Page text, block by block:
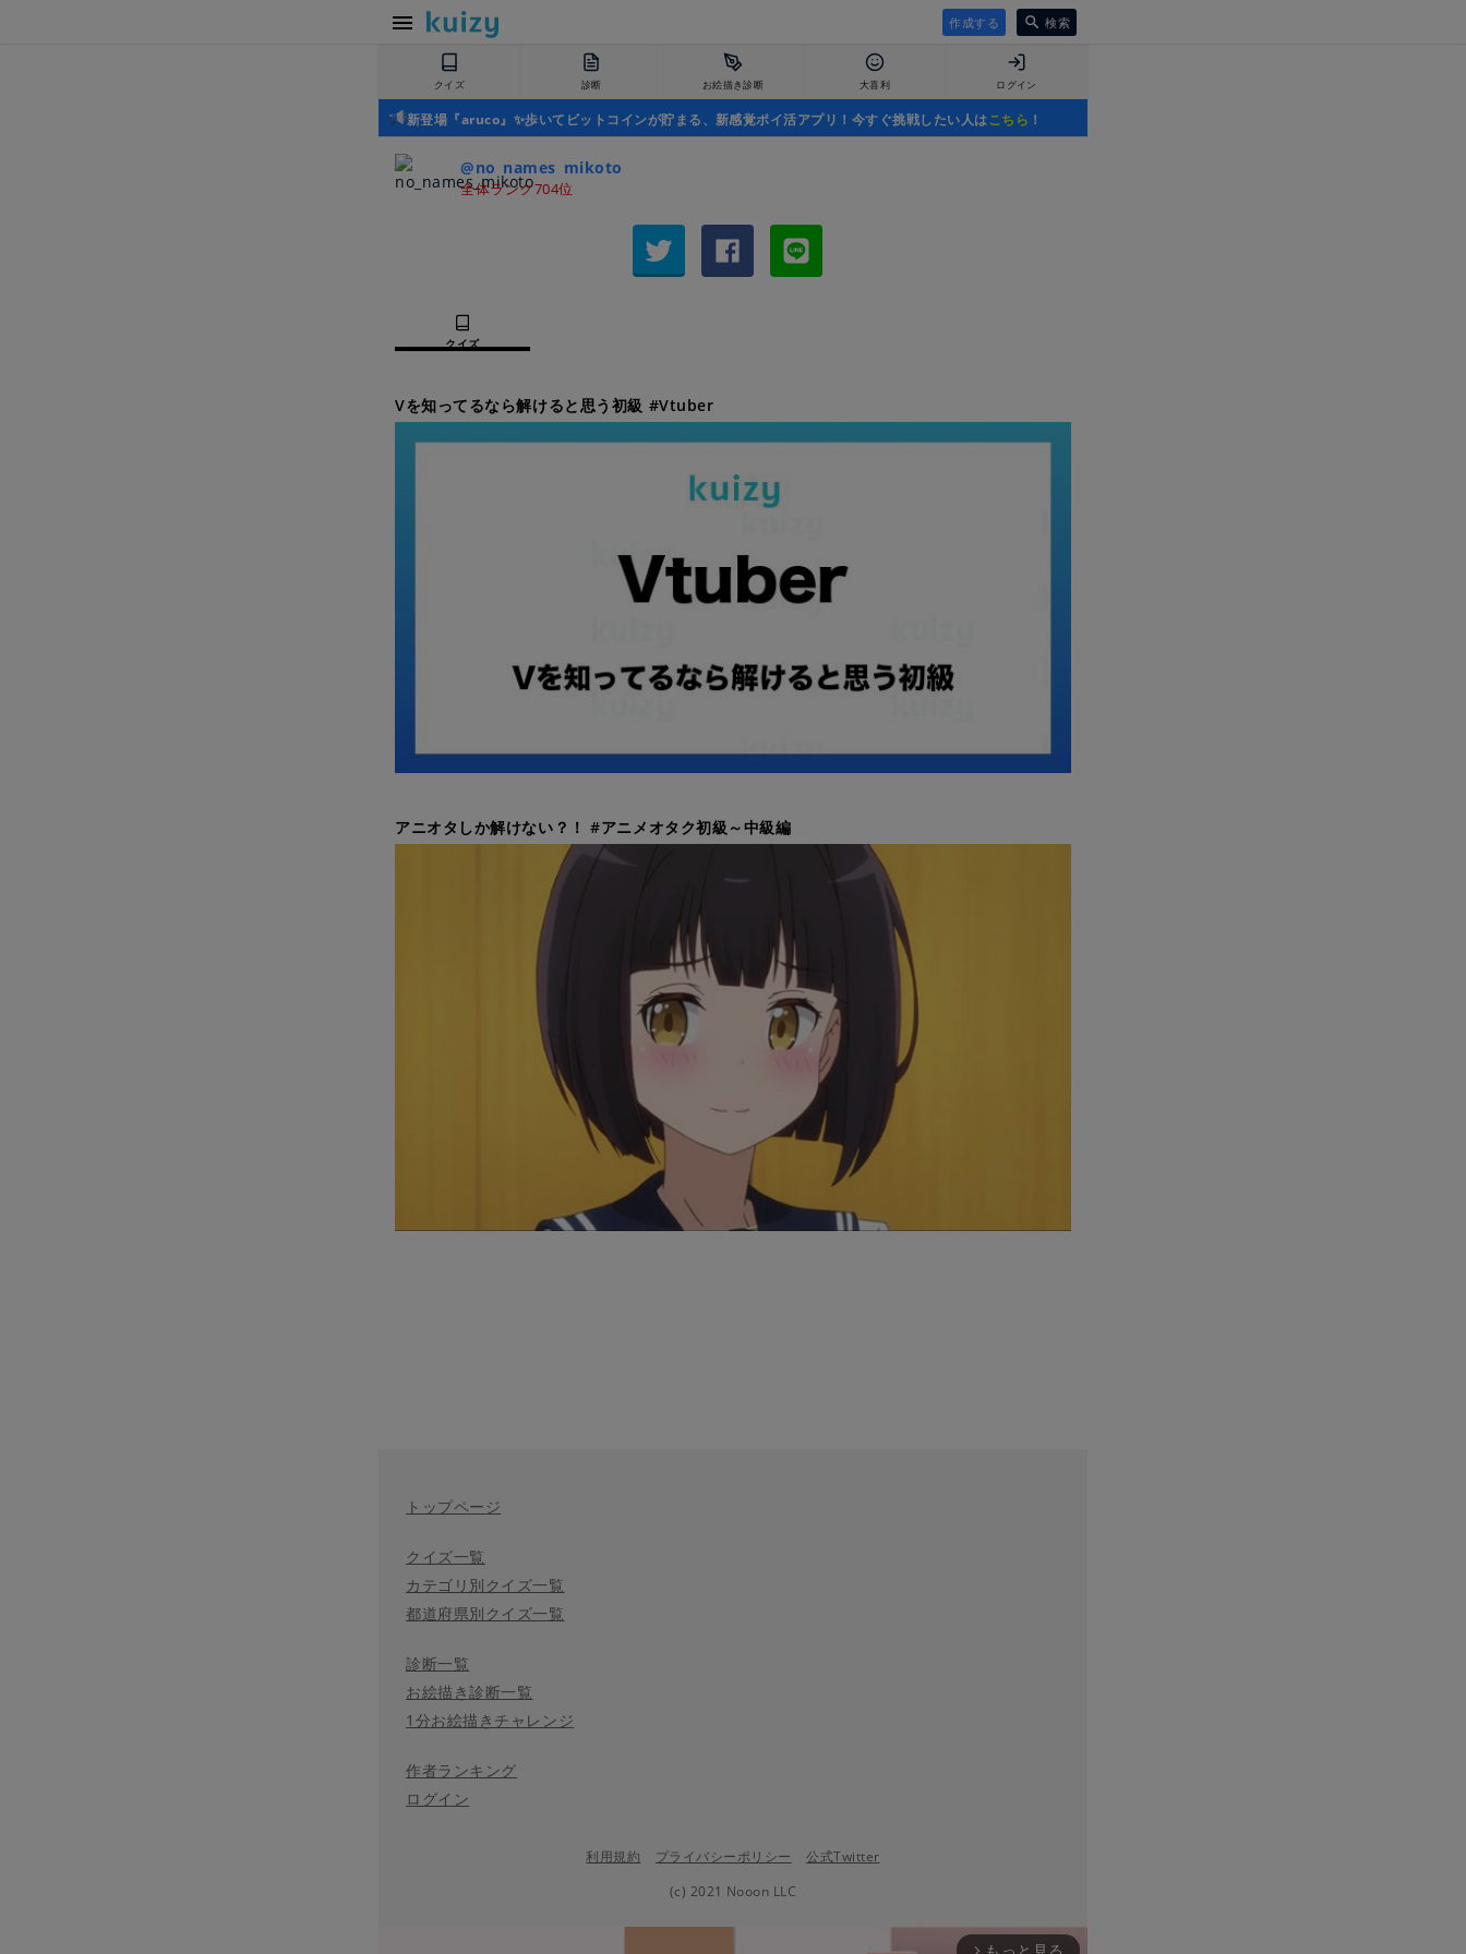
作成する 検索
クイズ 診断 お絵描き診断 大喜利 ログイン
新登場『aruco』✨歩いてビットコインが貯まる、新感覚ポイ活アプリ！今すぐ挑戦したい人はこちら ！
@no_names_mikoto
全体ランク704位
クイズ
Vを知ってるなら解けると思う初級 #Vtuber
アニオタしか解けない？！ #アニメオタク初級～中級編
トップページ
クイズ一覧
カテゴリ別クイズ一覧
都道府県別クイズ一覧
診断一覧
お絵描き診断一覧
1分お絵描きチャレンジ
作者ランキング
ログイン
利用規約 プライバシーポリシー
公式Twitter
(c) 2021 Nooon LLC
arrow_forward_ios